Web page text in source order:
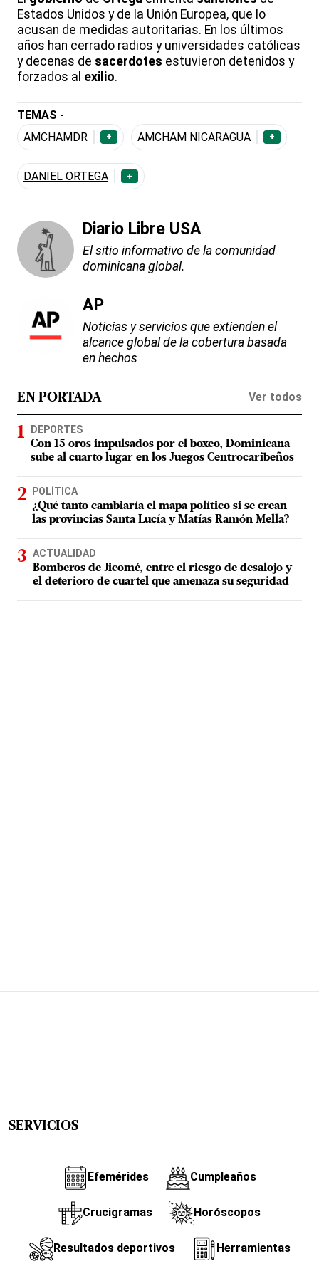
Estados Unidos y de la Unión Europea, que lo
acusan de medidas autoritarias. En los últimos
años han cerrado radios y universidades católicas
y decenas de sacerdotes estuvieron detenidos y
forzados al exilio.
TEMAS -
AMCHAMDR
+ AMCHAM NICARAGUA +
DANIEL ORTEGA +
Diario Libre USA
El sitio informativo de la comunidad
dominicana global.
AP
Noticias y servicios que extienden el
alcance global de la cobertura basada
en hechos
EN PORTADA Ver todos
DEPORTES
Con 15 oros impulsados por el boxeo, Dominicana
sube al cuarto lugar en los Juegos Centrocaribeños
POLÍTICA
¿Qué tanto cambiaría el mapa político si se crean
las provincias Santa Lucía y Matías Ramón Mella?
ACTUALIDAD
Bomberos de Jicomé, entre el riesgo de desalojo y
el deterioro de cuartel que amenaza su seguridad
SERVICIOS
Efemérides Cumpleaños
Crucigramas Horóscopos
Resultados deportivos Herramientas